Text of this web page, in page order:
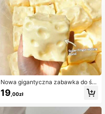
Nowa gigantyczna zabawka do ści
skania w kształcie sera z nadzienie
m, kwadratowa piłka serowa do ści
a, powolne odbijanie, obudowa z T
19 ,00zł